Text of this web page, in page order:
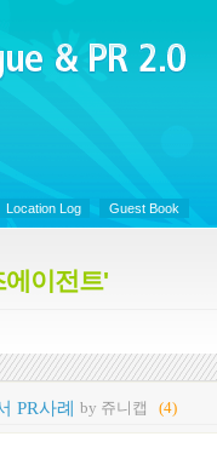
&
Location Log Guest Book
이전트'
PR사례 by 쥬니캡 (4)